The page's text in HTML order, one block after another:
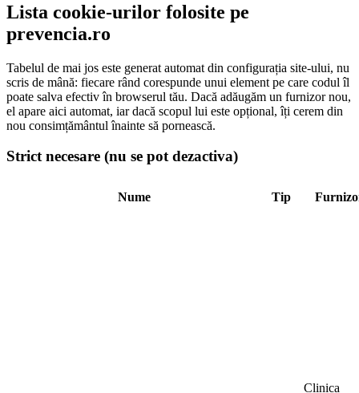
Lista cookie-urilor folosite pe
prevencia.ro
Tabelul de mai jos este generat automat din configurația site-ului, nu
scris de mână: fiecare rând corespunde unui element pe care codul îl
poate salva efectiv în browserul tău. Dacă adăugăm un furnizor nou,
el apare aici automat, iar dacă scopul lui este opțional, îți cerem din
nou consimțământul înainte să pornească.
Strict necesare (nu se pot dezactiva)
Nume Tip
Clinica